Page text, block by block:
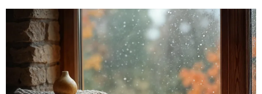
დაკავებულია 3 პირი, მათ შორის 2
არასრულწლოვანი - პოლიცია, თბილისში
კურიერზე ჯგუფურად ძალადობის საქმეზე
ინფორმაციას ავრცელებს